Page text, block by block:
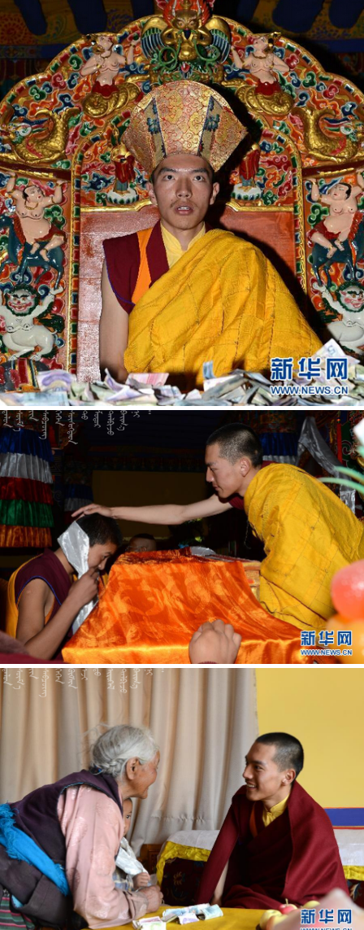



















































 




















































 